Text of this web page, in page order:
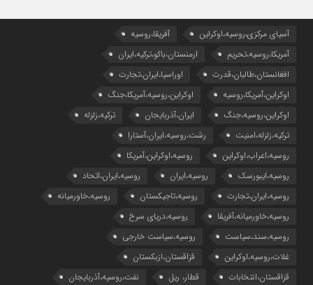
آسیای مرکزی،روسیه،اوکراین
آفریقا،روسیه
آمریکا،روسیه،تحریم
ارمنستان،باکو،ترکیه،ایران
افغانستان،طالبان،قدرت
اوراسیا،ایران،تجارت
اوکراین،آمریکا،روسیه
اوکراین،روسیه،آمریکا،جنگ
اوکراین،روسیه،جنگ
ایران،آذربایجان
ترکیه،زلزله
ترکیه،زلزله،امنیت
رشت،روسیه،ایران،آستارا
روسیه،اعراب،اوکراین
روسیه،اوکراین،آمریکا
روسیه،ایبورسک
روسیه،ایران
روسیه،ایران،اتحاد
روسیه،ایران،تجارت
روسیه،تاجیکستان
روسیه،خاورمیانه
روسیه،خاورمیانه،آفریقا
روسیه،دریای سرخ
روسیه،سند،سیاست
روسیه،سیاست خارجی
غلات،روسیه،اوکراین
قزاقستان،ازبکستان
قزاقستان،انتخابات
قطار، ریل
نفت،روسیه،آذربایجان